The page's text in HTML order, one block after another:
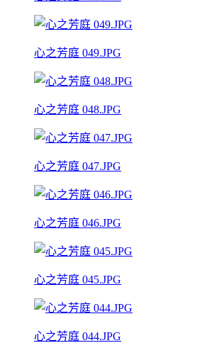
心之芳庭 049.JPG
心之芳庭 048.JPG
心之芳庭 047.JPG
心之芳庭 046.JPG
心之芳庭 045.JPG
心之芳庭 044.JPG